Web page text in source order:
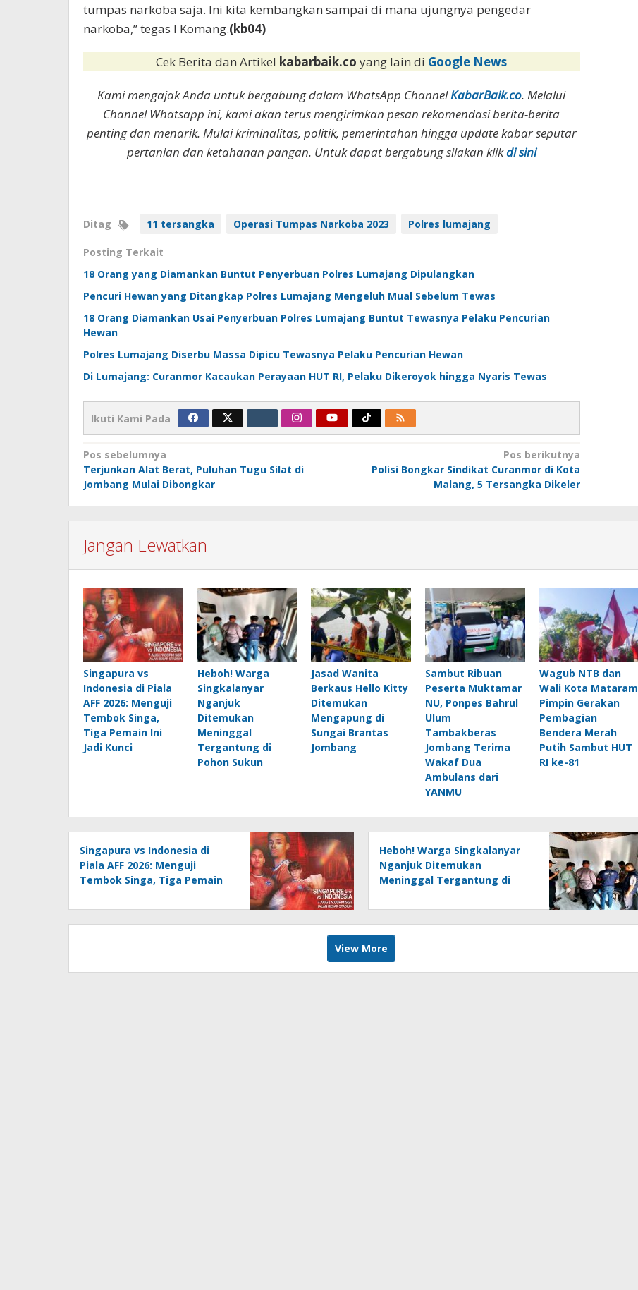
tumpas narkoba saja. Ini kita kembangkan sampai di mana ujungnya pengedar
narkoba,” tegas I Komang.(kb04)
Cek Berita dan Artikel kabarbaik.coyang lain di Google News
Kami mengajak Anda untuk bergabung dalam WhatsApp ChannelKabarBaik.co. Melalui
Channel Whatsapp ini, kami akan terus mengirimkan pesan rekomendasi berita-berita
penting dan menarik. Mulai kriminalitas, politik, pemerintahan hingga update kabar seputar
pertanian dan ketahanan pangan. Untuk dapat bergabung silakan klikdi sini
Ditag 11 tersangka Operasi Tumpas Narkoba 2023 Polres lumajang
Posting Terkait
18 Orang yang Diamankan Buntut Penyerbuan Polres Lumajang Dipulangkan
Pencuri Hewan yang Ditangkap Polres Lumajang Mengeluh Mual Sebelum Tewas
18 Orang Diamankan Usai Penyerbuan Polres Lumajang Buntut Tewasnya Pelaku Pencurian
Hewan
Polres Lumajang Diserbu Massa Dipicu Tewasnya Pelaku Pencurian Hewan
Di Lumajang: Curanmor Kacaukan Perayaan HUT RI, Pelaku Dikeroyok hingga Nyaris Tewas
Ikuti Kami Pada
Navigasi
pos
Pos sebelumnya
Terjunkan Alat Berat, Puluhan Tugu Silat di
Jombang Mulai Dibongkar
Pos berikutnya
Polisi Bongkar Sindikat Curanmor di Kota
Malang, 5 Tersangka Dikeler
Jangan Lewatkan
Singapura vs
Indonesia di Piala
AFF 2026: Menguji
Tembok Singa,
Tiga Pemain Ini
Jadi Kunci
Heboh! Warga
Singkalanyar
Nganjuk
Ditemukan
Meninggal
Tergantung di
Pohon Sukun
Jasad Wanita
Berkaus Hello Kitty
Ditemukan
Mengapung di
Sungai Brantas
Jombang
Sambut Ribuan
Peserta Muktamar
NU, Ponpes Bahrul
Ulum
Tambakberas
Jombang Terima
Wakaf Dua
Ambulans dari
YANMU
Wagub NTB dan
Wali Kota Mataram
Pimpin Gerakan
Pembagian
Bendera Merah
Putih Sambut HUT
RI ke-81
Singapura vs Indonesia di
Piala AFF 2026: Menguji
Tembok Singa, Tiga Pemain
Heboh! Warga Singkalanyar
Nganjuk Ditemukan
Meninggal Tergantung di
View More